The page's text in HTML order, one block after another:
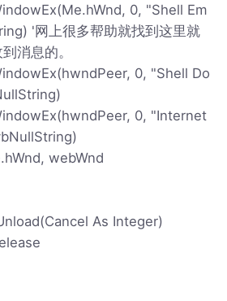
0, "Shell Em
'网上很多帮助就找到这里就
消息的。
0, "Shell Do
0, "Internet
webWnd
As Integer)